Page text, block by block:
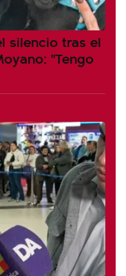
silencio tras el
"Tengo